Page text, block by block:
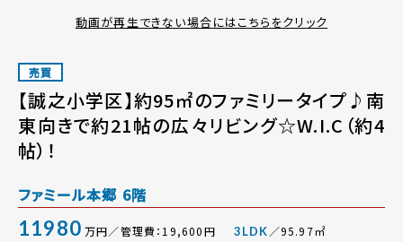
動画が再生できない場合にはこちらをクリック
売買
【誠之小学区】約95㎡のファミリータイプ♪南
東向きで約21帖の広々リビング☆W.I.C（約4
帖）！
ファミール本郷 6階
11980 万円／管理費：19,600円 3LDK ／95.97㎡